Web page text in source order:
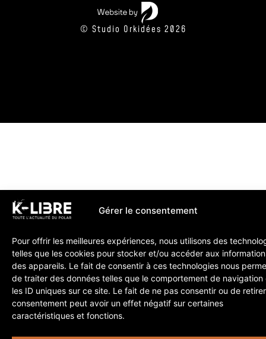
Gérer le consentement
Pour offrir les meilleures expériences, nous utilisons des
telles que les cookies pour stocker et/ou accéder aux
des appareils. Le fait de consentir à ces technologies nous
de traiter des données telles que le comportement de navigation
les ID uniques sur ce site. Le fait de ne pas consentir ou de
consentement peut avoir un effet négatif sur certaines
caractéristiques et fonctions.
© Studio Orkidées 2026